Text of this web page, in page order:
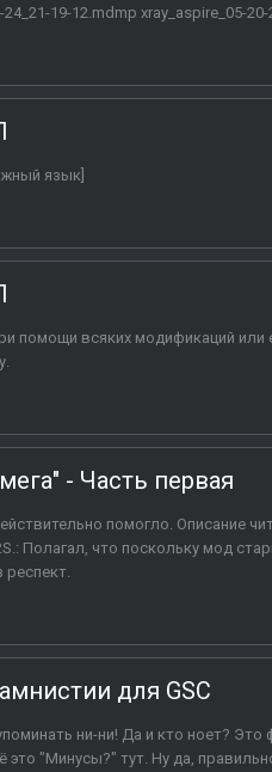
24_21-19-12.mdmp xray_aspire_05-
язык]
помощи всяких модификаций или
- Часть первая
помогло. Описание
Полагал, что поскольку мод
для GSC
ни-ни! Да и кто ноет?
это "Минусы?" тут. Ну да,